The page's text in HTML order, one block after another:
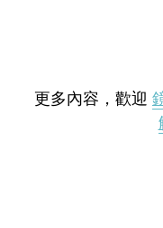
更多內容，歡迎